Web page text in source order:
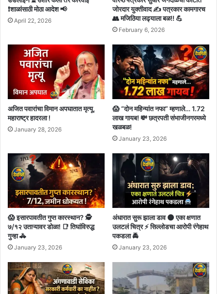
❗शाळांसाठी मोठा आदेश 📢
April 22, 2026
जोरदार युक्तीवाद ✍️ पत्रकार कामगारच
👥 मजिठिया लढ्याला बळ!! 💪
February 6, 2026
अजित पवारांचा विमान अपघातात मृत्यू,
महाराष्ट्र हादरला !
January 28, 2026
😱 “दोन महिन्यांत नफा” म्हणाले… 1.72
लाख गायब! 💸 छत्रपती संभाजीनगरमध्ये
खळबळ!
January 23, 2026
😱 इसारपावतीत गुप्त कारस्थान? 🕵️
७/१२ उताऱ्यावर डोळा! 📑 तिघांविरुद्ध
गुन्हा 🚓
January 23, 2026
अंधारात सुरू झाला डाव 🌑 एका क्षणात
उलटलं चित्र ⚡ सिल्लोडचा आरोपी रंगेहाथ
पकडला 🚔
January 23, 2026